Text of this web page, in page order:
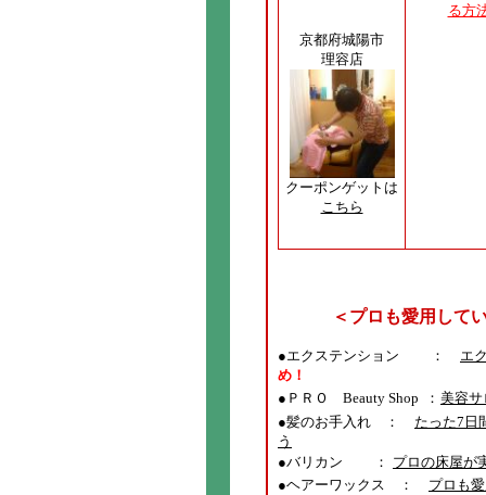
京都府城陽市
理容店
クーポンゲットは
こちら
る方
＜プロも愛用して
●エクステンション ：
エ
め！
● ＰＲＯ Beauty Shop ： 美容サ
●髪のお手入れ ：
たった7日
う
●バリカン ：
プロの床屋が
●ヘアーワックス ：
プロも